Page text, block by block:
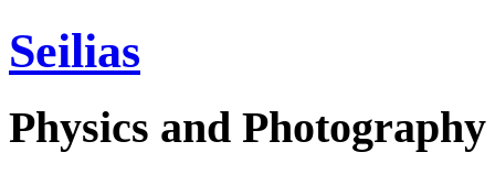
Seilias
Physics and Photography